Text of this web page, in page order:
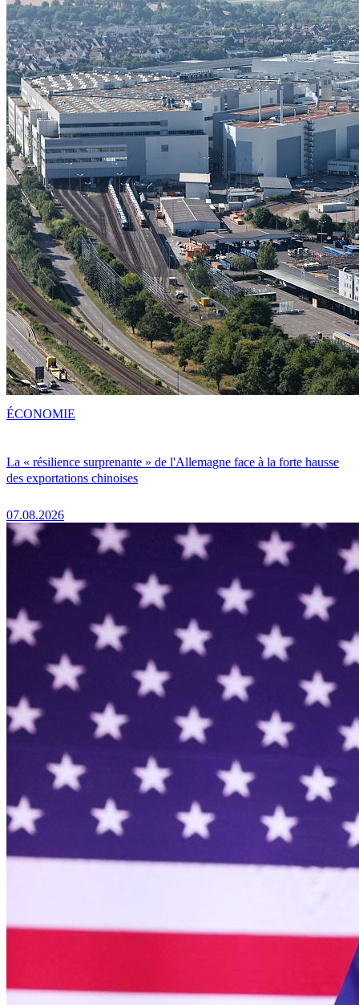
La « résilience surprenante » de l'Allemagne face à la forte hausse
des exportations chinoises
07.08.2026
ÉCONOMIE